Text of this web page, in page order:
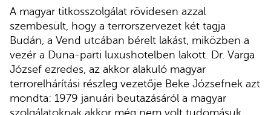
A magyar titkosszolgálat rövidesen azzal
szembesült, hogy a terrorszervezet két tagja
Budán, a Vend utcában bérelt lakást, miközben a
vezér a Duna-parti luxushotelben lakott. Dr. Varga
József ezredes, az akkor alakuló magyar
terrorelhárítási részleg vezetője Beke Józsefnek azt
mondta: 1979 januári beutazásáról a magyar